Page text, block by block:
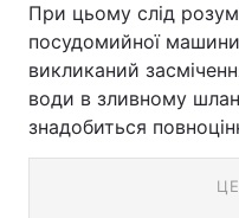
При цьому слід
посудомийної
викликаний
води в зливному
знадобиться